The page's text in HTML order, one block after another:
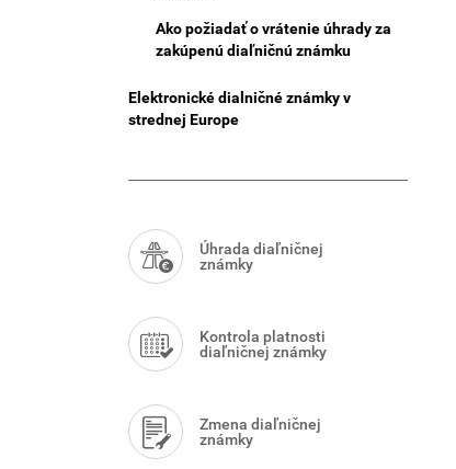
Ako požiadať o vrátenie úhrady za
zakúpenú diaľničnú známku
Elektronické dialničné známky v
strednej Europe
Menu
Úhrada diaľničnej
známky
Kontrola platnosti
diaľničnej známky
Zmena diaľničnej
známky